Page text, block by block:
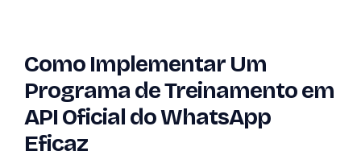
Como Implementar Um
Programa de Treinamento em
API Oficial do WhatsApp
Eficaz